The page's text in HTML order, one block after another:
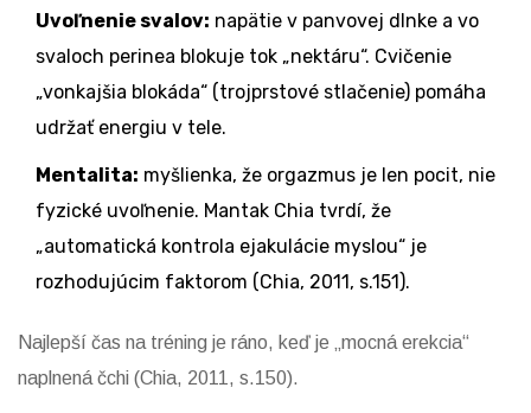
Uvoľnenie svalov: napätie v panvovej dlnke a vo
svaloch perinea blokuje tok „nektáru“. Cvičenie
„vonkajšia blokáda“ (trojprstové stlačenie) pomáha
udržať energiu v tele.
Mentalita: myšlienka, že orgazmus je len pocit, nie
fyzické uvoľnenie. Mantak Chia tvrdí, že
„automatická kontrola ejakulácie myslou“ je
rozhodujúcim faktorom (Chia, 2011, s.151).
Najlepší čas na tréning je ráno, keď je „mocná erekcia“
naplnená čchi (Chia, 2011, s.150).